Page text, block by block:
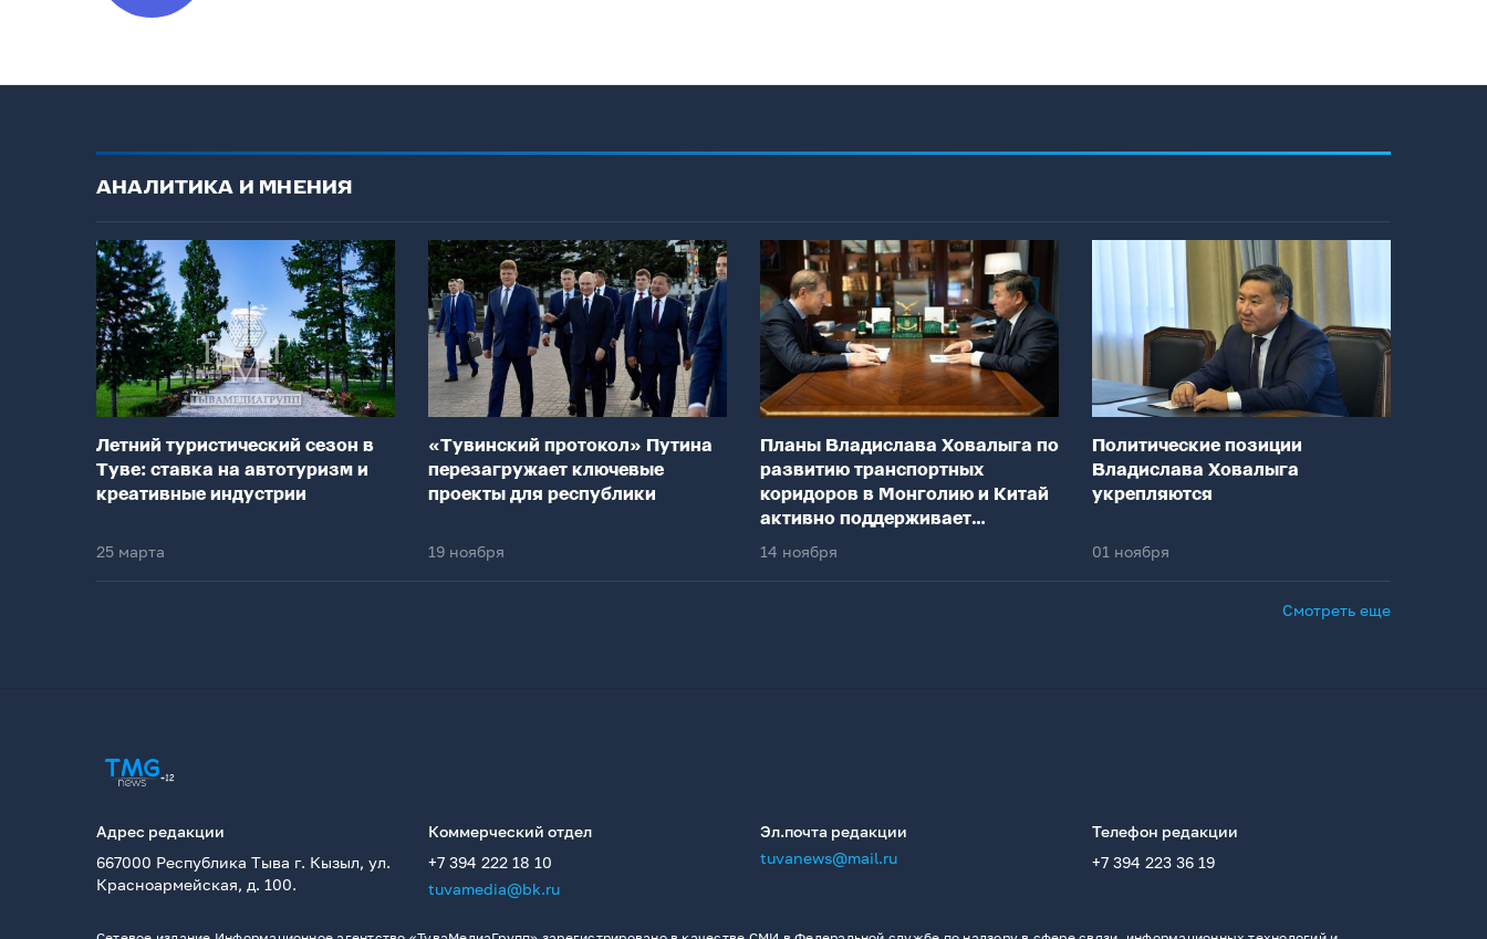
АНАЛИТИКА И МНЕНИЯ
Летний туристический сезон в
Туве: ставка на автотуризм и
креативные индустрии
25 марта
«Тувинский протокол» Путина
перезагружает ключевые
проекты для республики
19 ноября
Планы Владислава Ховалыга по
развитию транспортных
коридоров в Монголию и Китай
активно поддерживает
федеральный центр
14 ноября
Политические позиции
Владислава Ховалыга
укрепляются
01 ноября
Смотреть еще
Адрес редакции
667000 Республика Тыва г. Кызыл, ул.
Красноармейская, д. 100.
Коммерческий отдел
+7 394 222 18 10
tuvamedia@bk.ru
Эл.почта редакции
tuvanews@mail.ru
Телефон редакции
+7 394 223 36 19